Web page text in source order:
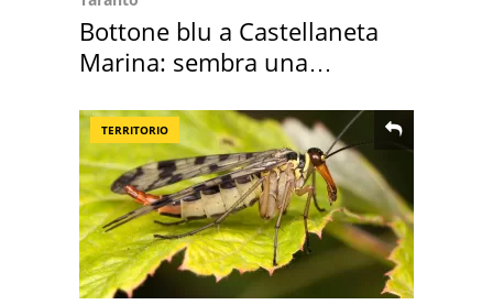
Bottone blu a Castellaneta
Marina: sembra una
TERRITORIO